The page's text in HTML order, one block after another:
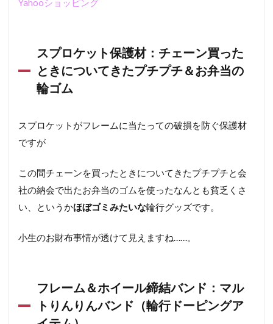
Yahooショッピング
スプロケット保護材：チェーン買った
ときについてきたプチプチ＆お弁当の
輪ゴム
スプロケットがフレームに当たっての破損を防ぐ保護材
ですが
この間チェーンを買ったときについてきたプチプチと会
社の納会で出たお弁当のゴムを使ったなんとも貧乏くさ
い、というかほぼゴミみたいな輪行グッズです。
小生のお財布事情が透けて見えますね……。
フレーム＆ホイール締結バンド：マル
トりんりんバンド（輪行ドーピングア